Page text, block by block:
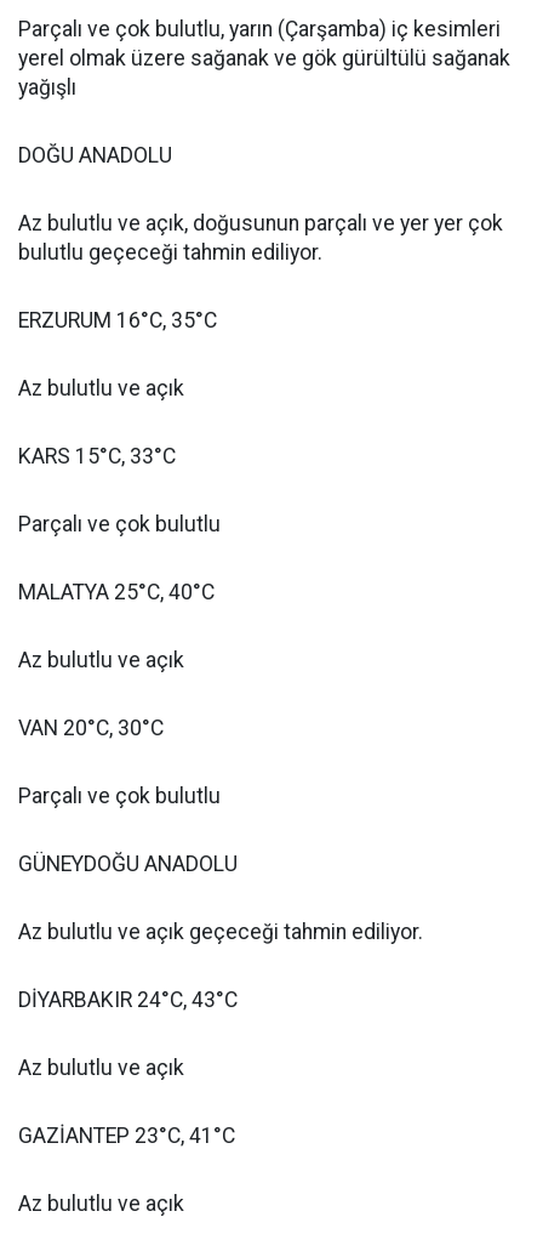
Parçalı ve çok bulutlu, yarın (Çarşamba) iç kesimleri
yerel olmak üzere sağanak ve gök gürültülü sağanak
yağışlı
DOĞU ANADOLU
Az bulutlu ve açık, doğusunun parçalı ve yer yer çok
bulutlu geçeceği tahmin ediliyor.
ERZURUM 16°C, 35°C
Az bulutlu ve açık
KARS 15°C, 33°C
Parçalı ve çok bulutlu
MALATYA 25°C, 40°C
Az bulutlu ve açık
VAN 20°C, 30°C
Parçalı ve çok bulutlu
GÜNEYDOĞU ANADOLU
Az bulutlu ve açık geçeceği tahmin ediliyor.
DİYARBAKIR 24°C, 43°C
Az bulutlu ve açık
GAZİANTEP 23°C, 41°C
Az bulutlu ve açık